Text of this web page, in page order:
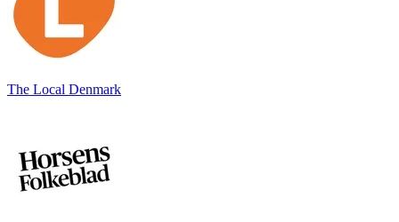
The Local Denmark